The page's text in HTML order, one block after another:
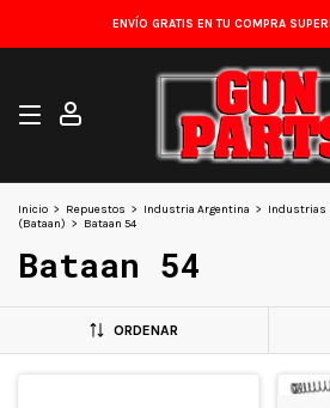
ENVÍO GRATIS EN TU COMPRA
Inicio > Repuestos > Industria Argentina > Industrias
(Bataan) > Bataan 54
Bataan 54
ORDENAR